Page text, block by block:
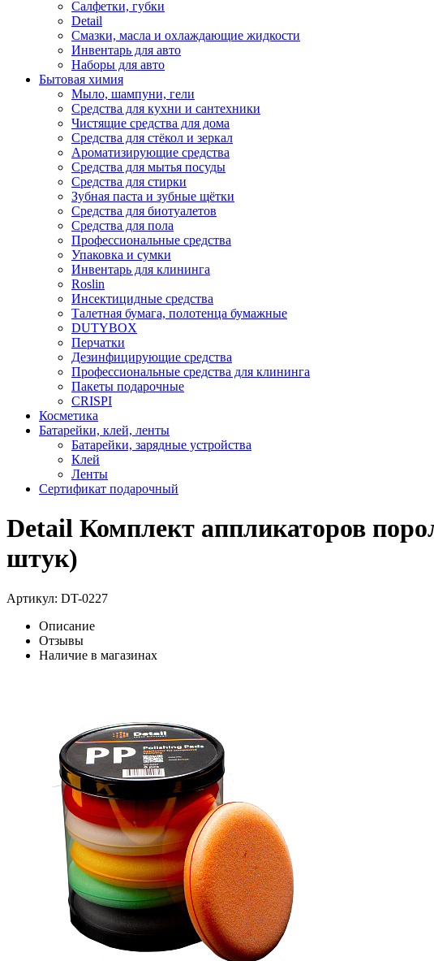
Салфетки, губки
Detail
Смазки, масла и охлаждающие жидкости
Инвентарь для авто
Наборы для авто
Бытовая химия
Мыло, шампуни, гели
Средства для кухни и сантехники
Чистящие средства для дома
Средства для стёкол и зеркал
Ароматизирующие средства
Средства для мытья посуды
Средства для стирки
Зубная паста и зубные щётки
Средства для биотуалетов
Средства для пола
Профессиональные средства
Упаковка и сумки
Инвентарь для клининга
Roslin
Инсектицидные средства
Талетная бумага, полотенца бумажные
DUTYBOX
Перчатки
Дезинфицирующие средства
Профессиональные средства для клининга
Пакеты подарочные
CRISPI
Косметика
Батарейки, клей, ленты
Батарейки, зарядные устройства
Клей
Ленты
Сертификат подарочный
Detail Комплект аппликаторов
штук)
Артикул: DT-0227
Описание
Отзывы
Наличие в магазинах